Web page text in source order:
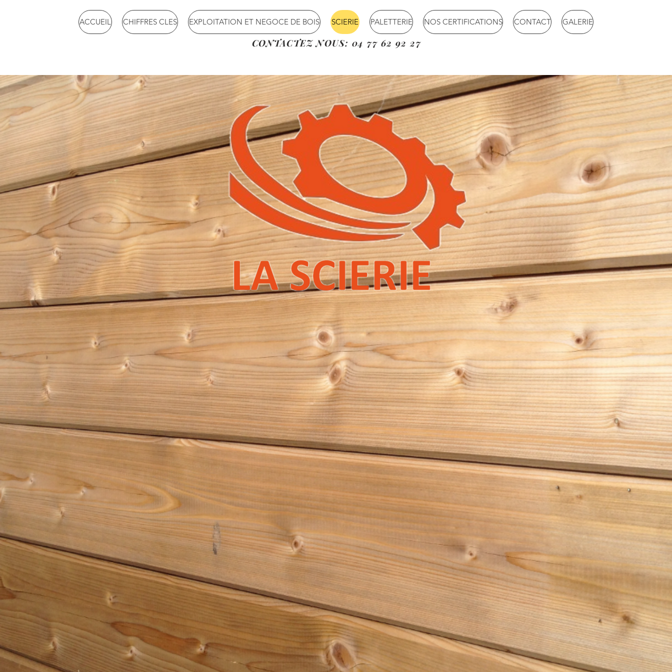
ACCUEIL CHIFFRES CLES EXPLOITATION ET NEGOCE DE BOIS SCIERIE PALETTERIE NOS CERTIFICATIONS CONTACT GALERIE
CONTACTEZ NOUS: 04 77 62 92 27